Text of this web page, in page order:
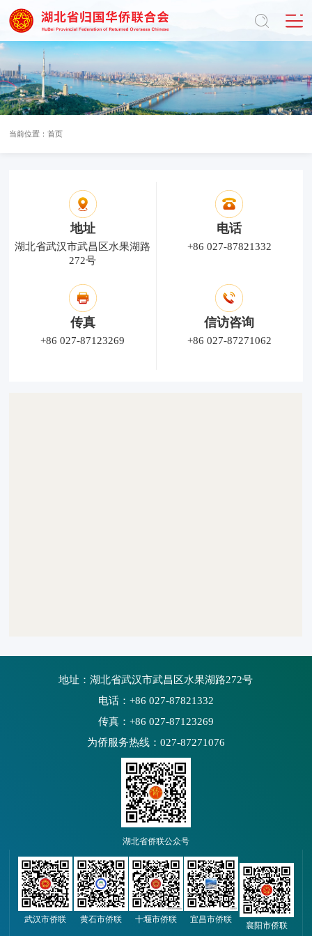
当前位置：首页
地址
湖北省武汉市武昌区水果湖路
272号
电话
+86 027-87821332
传真
+86 027-87123269
信访咨询
+86 027-87271062
地址：湖北省武汉市武昌区水果湖路272号
电话：+86 027-87821332
传真：+86 027-87123269
为侨服务热线：027-87271076
湖北省侨联公众号
武汉市侨联 黄石市侨联 十堰市侨联 宜昌市侨联
襄阳市侨联